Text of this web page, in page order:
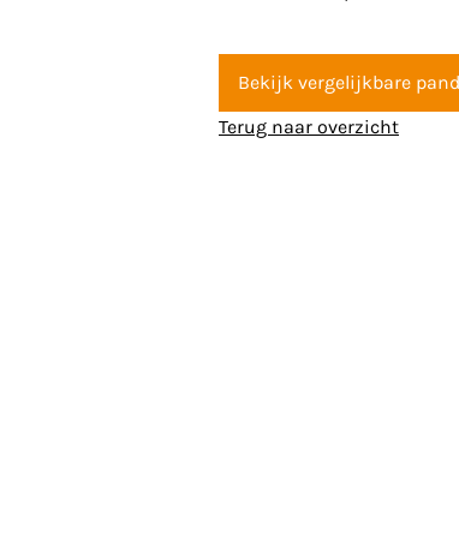
Bekijk vergelijkbare
Terug naar overzicht